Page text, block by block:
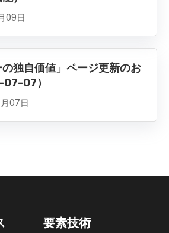
09日
の独自価値」ページ更新のお
07）
07日
要素技術